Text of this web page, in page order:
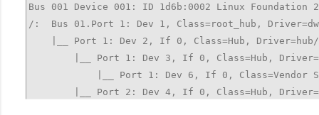
Bus 001 Device 001: ID 1d6b:0002 Linux Foundation
/:  Bus 01.Port 1: Dev 1, Class=root_hub,
|__ Port 1: Dev 2, If 0, Class=Hub,
|__ Port 1: Dev 3, If 0, Class=Hub,
|__ Port 1: Dev 6, If 0, Class=Vendor
|__ Port 2: Dev 4, If 0, Class=Hub,